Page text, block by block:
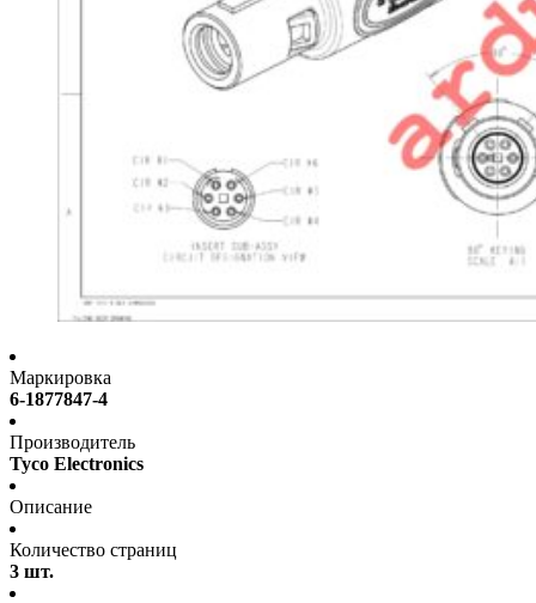
Маркировка
6-1877847-4
Производитель
Tyco Electronics
Описание
Количество страниц
3 шт.